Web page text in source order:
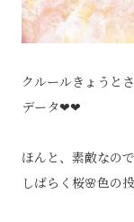
クルールきょうと
データ❤❤
ほんと、素敵なので
しばらく桜🌸色の